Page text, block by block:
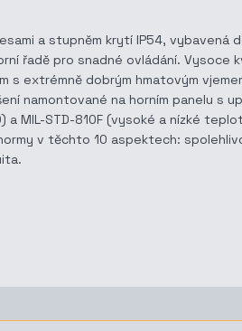
a stupněm krytí IP54,
řadě pro snadné ovládání.
s extrémně dobrým hmatovým
namontované na horním panelu s
a MIL-STD-810F (vysoké a nízké
v těchto 10 aspektech: